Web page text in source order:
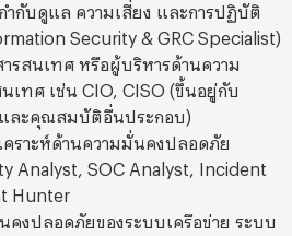
ำกับดูแล ความเสี่ยง และการปฏิบัติ
Security & GRC Specialist)
รสนเทศ หรือผู้บริหารด้านความ
เทศ เช่น CIO, CISO (ขึ้นอยู่กับ
ละคุณสมบัติอื่นประกอบ)
คราะห์ด้านความมั่นคงปลอดภัย
Analyst, SOC Analyst, Incident
Hunter
คงปลอดภัยของระบบเครือข่าย ระบบ